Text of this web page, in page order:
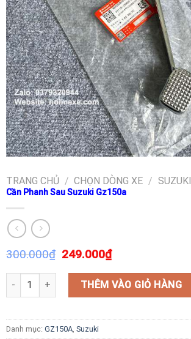
TRANG CHỦ / CHỌN DÒNG XE / SUZUKI
Cần Phanh Sau Suzuki Gz150a
300.000₫ 249.000₫
Cần Phanh Sau Suzuki Gz150a số lượng
THÊM VÀO GIỎ HÀNG
Danh mục: GZ150A, Suzuki